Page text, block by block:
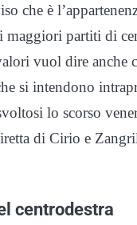
che è
partiti di
vuol dire anche
si intendono
lo scorso
di Cirio e
centrodestra